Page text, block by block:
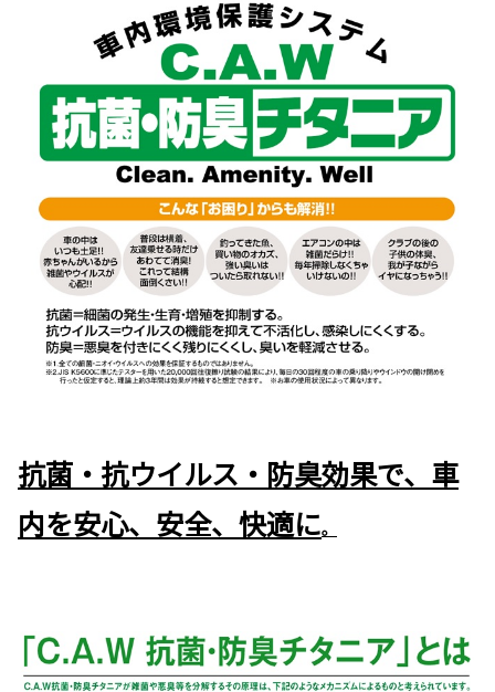
抗菌・抗ウイルス・防臭効果で、車
内を安心、安全、快適に。